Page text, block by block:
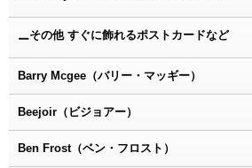
ーその他 すぐに飾れるポストカードなど
Barry Mcgee（バリー・マッギー）
Beejoir（ビジョアー）
Ben Frost（ベン・フロスト）